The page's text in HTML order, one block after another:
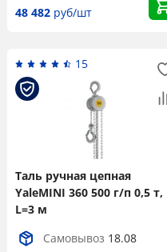
48 482руб/шт
15
Таль ручная цепная
YaleMINI 360 500 г/п 0,5 т,
L=3 м
Самовывоз 18.08